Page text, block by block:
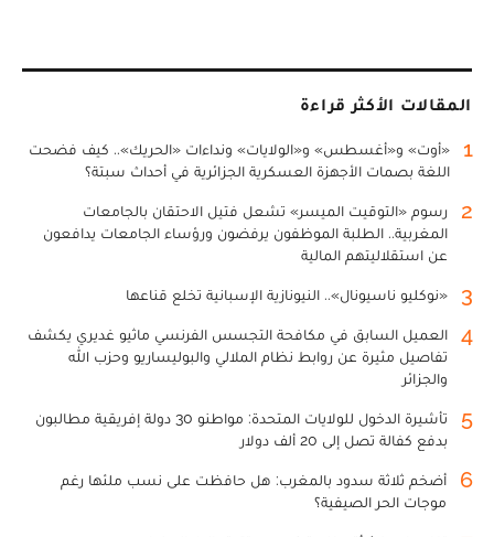
المقالات الأكثر قراءة
1
«أوت» و«أغسطس» و«الولايات» ونداءات «الحريك».. كيف فضحت
اللغة بصمات الأجهزة العسكرية الجزائرية في أحداث سبتة؟
2
رسوم «التوقيت الميسر» تشعل فتيل الاحتقان بالجامعات
المغربية.. الطلبة الموظفون يرفضون ورؤساء الجامعات يدافعون
عن استقلاليتهم المالية
3 «نوكليو ناسيونال».. النيونازية الإسبانية تخلع قناعها
4
العميل السابق في مكافحة التجسس الفرنسي ماثيو غديري يكشف
تفاصيل مثيرة عن روابط نظام الملالي والبوليساريو وحزب الله
والجزائر
5
تأشيرة الدخول للولايات المتحدة: مواطنو 30 دولة إفريقية مطالبون
بدفع كفالة تصل إلى 20 ألف دولار
6
أضخم ثلاثة سدود بالمغرب: هل حافظت على نسب ملئها رغم
موجات الحر الصيفية؟